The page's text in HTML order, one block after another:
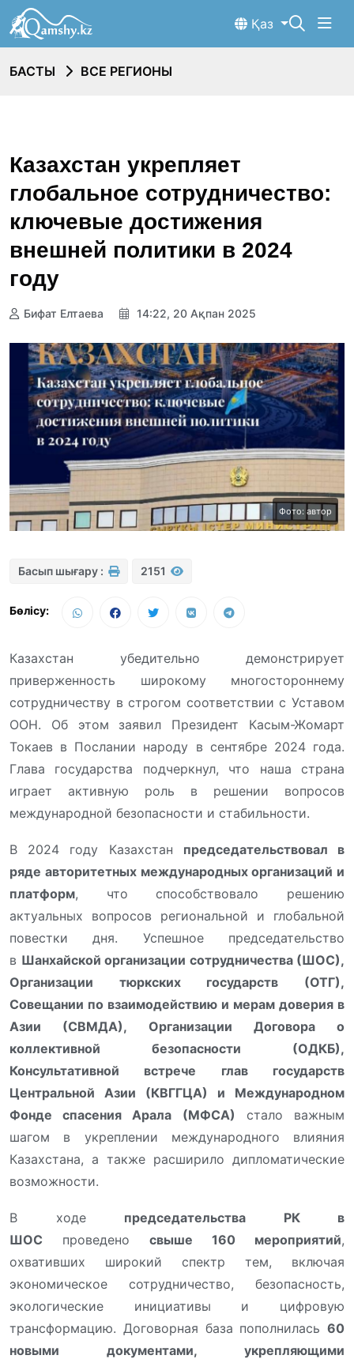
Қаз
БАСТЫ ВСЕ РЕГИОНЫ
Казахстан укрепляет
глобальное сотрудничество:
ключевые достижения
внешней политики в 2024
году
Бифат Елтаева 14:22, 20 Ақпан 2025
Фото: автор
Басып шығару : 2151
Бөлісу:
Казахстан убедительно демонстрирует
приверженность широкому многостороннему
сотрудничеству в строгом соответствии с Уставом
ООН. Об этом заявил Президент Касым-Жомарт
Токаев в Послании народу в сентябре 2024 года.
Глава государства подчеркнул, что наша страна
играет активную роль в решении вопросов
международной безопасности и стабильности.
В 2024 году Казахстан председательствовал в
ряде авторитетных международных организаций и
платформ, что способствовало решению
актуальных вопросов региональной и глобальной
повестки дня. Успешное председательство
в Шанхайской организации сотрудничества (ШОС),
Организации тюркских государств (ОТГ),
Совещании по взаимодействию и мерам доверия в
Азии (СВМДА), Организации Договора о
коллективной безопасности (ОДКБ),
Консультативной встрече глав государств
Центральной Азии (КВГГЦА) и Международном
Фонде спасения Арала (МФСА) стало важным
шагом в укреплении международного влияния
Казахстана, а также расширило дипломатические
возможности.
В ходе председательства РК в
ШОС проведено свыше 160 мероприятий,
охвативших широкий спектр тем, включая
экономическое сотрудничество, безопасность,
экологические инициативы и цифровую
трансформацию. Договорная база пополнилась 60
новыми документами, укрепляющими